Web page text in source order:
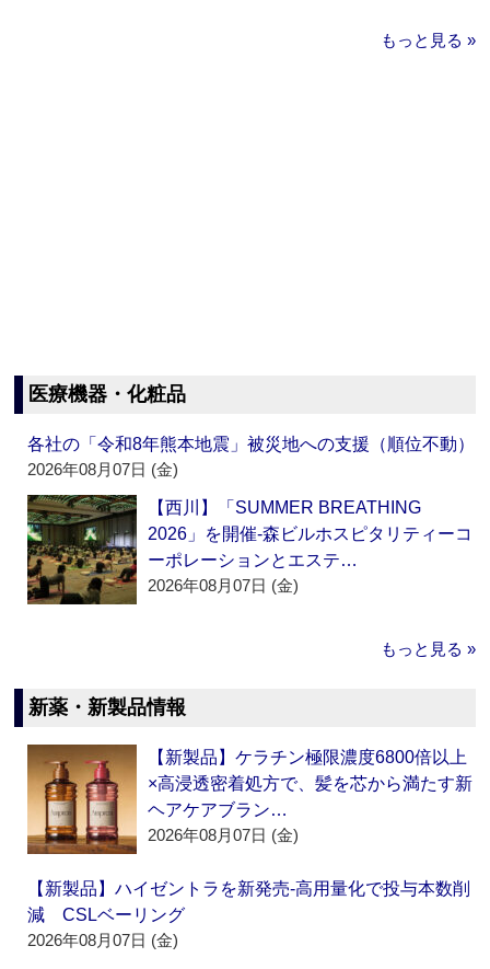
もっと見る »
医療機器・化粧品
各社の「令和8年熊本地震」被災地への支援（順位不動）
2026年08月07日 (金)
【西川】「SUMMER BREATHING
2026」を開催‐森ビルホスピタリティーコ
ーポレーションとエステ…
2026年08月07日 (金)
もっと見る »
新薬・新製品情報
【新製品】ケラチン極限濃度6800倍以上
×高浸透密着処方で、髪を芯から満たす新
ヘアケアブラン…
2026年08月07日 (金)
【新製品】ハイゼントラを新発売‐高用量化で投与本数削
減 CSLベーリング
2026年08月07日 (金)